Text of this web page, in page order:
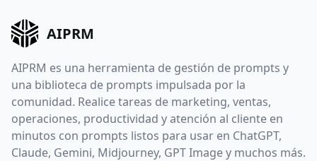
AIPRM
AIPRM es una herramienta de gestión de prompts y
una biblioteca de prompts impulsada por la
comunidad. Realice tareas de marketing, ventas,
operaciones, productividad y atención al cliente en
minutos con prompts listos para usar en ChatGPT,
Claude, Gemini, Midjourney, GPT Image y muchos más.